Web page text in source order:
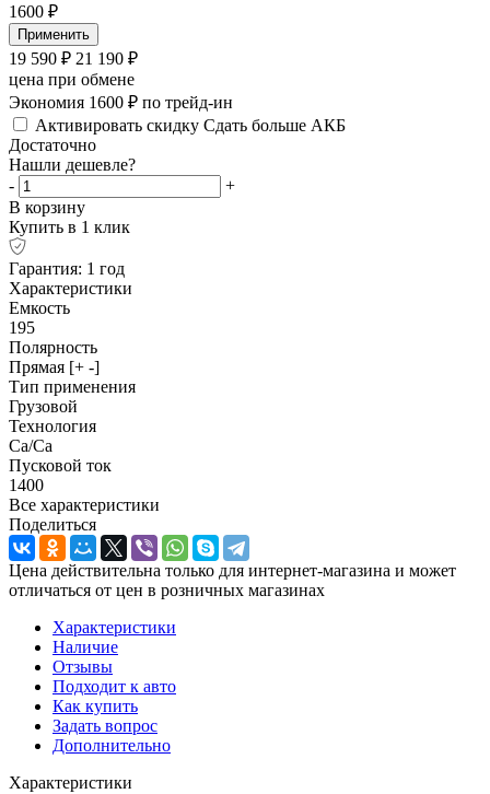
1600 ₽
Применить
19 590 ₽ 21 190 ₽
цена при обмене
Экономия 1600 ₽ по трейд-ин
Активировать скидку Сдать больше АКБ
Достаточно
Нашли дешевле?
-
+
В корзину
Купить в 1 клик
Гарантия: 1 год
Характеристики
Емкость
195
Полярность
Прямая [+ -]
Тип применения
Грузовой
Технология
Ca/Ca
Пусковой ток
1400
Все характеристики
Поделиться
Цена действительна только для интернет-магазина и может
отличаться от цен в розничных магазинах
Характеристики
Наличие
Отзывы
Подходит к авто
Как купить
Задать вопрос
Дополнительно
Характеристики